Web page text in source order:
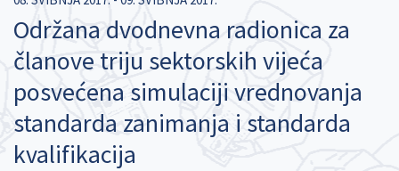
Održana dvodnevna radionica za
članove triju sektorskih vijeća
posvećena simulaciji vrednovanja
standarda zanimanja i standarda
kvalifikacija